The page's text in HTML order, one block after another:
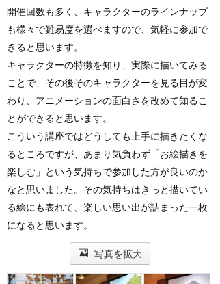
開催回数も多く、キャラクターのラインナップ
も様々で難易度を選べますので、気軽に参加で
きると思います。
キャラクターの特徴を知り、実際に描いてみる
ことで、その後そのキャラクターを見る目が変
わり、アニメーションの面白さを改めて知るこ
とができると思います。
こういう講座ではどうしても上手に描きたくな
るところですが、あまり気負わず「お絵描きを
楽しむ」という気持ちで参加した方が良いのか
なと思いました。その気持ちはきっと描いてい
る絵にも表れて、楽しい思い出が詰まった一枚
になると思います。
写真を拡大